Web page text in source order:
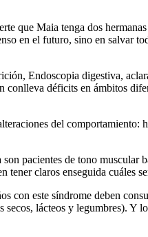
que Maia tenga dos
en el futuro, sino en salvar
Endoscopia digestiva,
conlleva déficits en ámbitos
del comportamiento:
pacientes de tono muscular
claros enseguida cuáles
con este síndrome deben
lácteos y legumbres). Y